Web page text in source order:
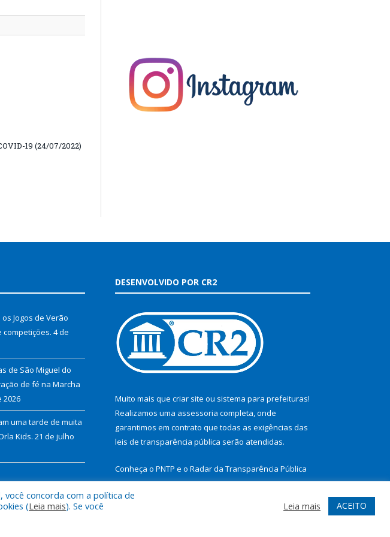
19 (24/07/2022)
Jogos de Verão
competições. 4 de
de São Miguel do
de fé na Marcha
2026
uma tarde de muita
Kids. 21 de julho
DESENVOLVIDO POR CR2
Muito mais que criar site ou sistema para prefeituras!
Realizamos uma assessoria completa, onde
garantimos em contrato que todas as exigências das
leis de transparência pública serão atendidas.
Conheça o PNTP e o Radar da Transparência Pública
você concorda com a política de
(Leia mais). Se você
Leia mais ACEITO